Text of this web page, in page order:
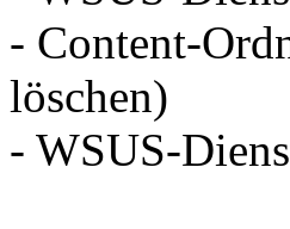
- Content-
löschen)
- WSUS-